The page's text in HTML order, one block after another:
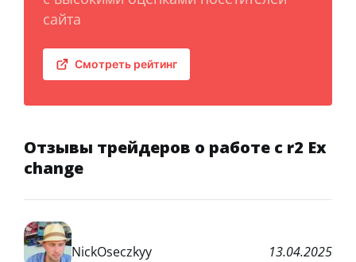
сайта
Смотреть рейтинг
Отзывы трейдеров о работе с r2 Ex
change
NickOseczkyy 13.04.2025